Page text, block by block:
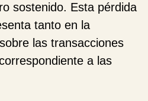
sostenido. Esta pérdida
tanto en la
las transacciones
a las